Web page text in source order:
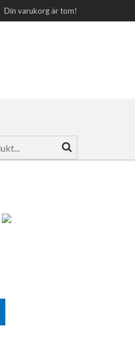
Din varukorg är tom!